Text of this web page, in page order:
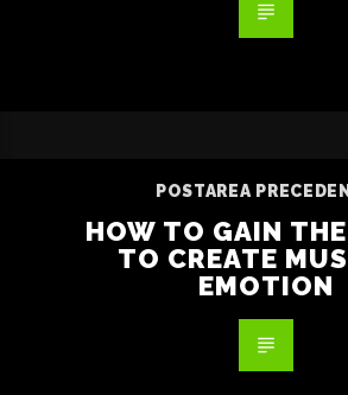
POSTAREA
HOW TO GAIN
TO CREATE
EMOTION